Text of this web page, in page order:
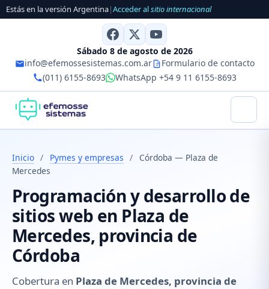
Estás en la versión Argentina|Acceder alsitio internacional
Sábado 8 de agosto de 2026
info@efemossesistemas.com.ar
Formulario de contacto
(011) 6155-8693
WhatsApp +54 9 11 6155-8693
Inicio / Pymes y empresas /
Córdoba — Plaza de
Mercedes
Programación y desarrollo de
sitios web en Plaza de
Mercedes, provincia de
Córdoba
Cobertura en Plaza de Mercedes, provincia de